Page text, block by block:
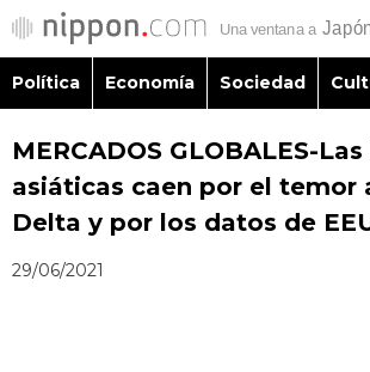
Política
Política Economía Sociedad
MERCADOS GLOBALES-
asiáticas caen por el temor
Delta y por los datos de
29/06/2021